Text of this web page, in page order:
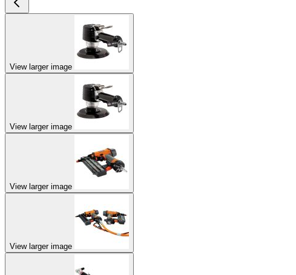
View larger image
View larger image
View larger image
View larger image